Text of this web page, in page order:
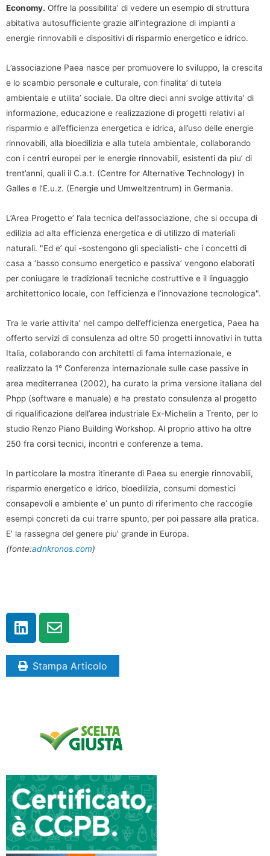
Economy. Offre la possibilita’ di vedere un esempio di struttura
abitativa autosufficiente grazie all’integrazione di impianti a
energie rinnovabili e dispositivi di risparmio energetico e idrico.
L’associazione Paea nasce per promuovere lo sviluppo, la crescita
e lo scambio personale e culturale, con finalita’ di tutela
ambientale e utilita’ sociale. Da oltre dieci anni svolge attivita’ di
informazione, educazione e realizzazione di progetti relativi al
risparmio e all’efficienza energetica e idrica, all’uso delle energie
rinnovabili, alla bioedilizia e alla tutela ambientale, collaborando
con i centri europei per le energie rinnovabili, esistenti da piu’ di
trent’anni, quali il C.a.t. (Centre for Alternative Technology) in
Galles e l’E.u.z. (Energie und Umweltzentrum) in Germania.
L’Area Progetto e’ l’ala tecnica dell’associazione, che si occupa di
edilizia ad alta efficienza energetica e di utilizzo di materiali
naturali. "Ed e’ qui -sostengono gli specialisti- che i concetti di
casa a ‘basso consumo energetico e passiva’ vengono elaborati
per coniugare le tradizionali tecniche costruttive e il linguaggio
architettonico locale, con l’efficienza e l’innovazione tecnologica".
Tra le varie attivita’ nel campo dell’efficienza energetica, Paea ha
offerto servizi di consulenza ad oltre 50 progetti innovativi in tutta
Italia, collaborando con architetti di fama internazionale, e
realizzato la 1° Conferenza internazionale sulle case passive in
area mediterranea (2002), ha curato la prima versione italiana del
Phpp (software e manuale) e ha prestato consulenza al progetto
di riqualificazione dell’area industriale Ex-Michelin a Trento, per lo
studio Renzo Piano Building Workshop. Al proprio attivo ha oltre
250 fra corsi tecnici, incontri e conferenze a tema.
In particolare la mostra itinerante di Paea su energie rinnovabili,
risparmio energetico e idrico, bioedilizia, consumi domestici
consapevoli e ambiente e’ un punto di riferimento che raccoglie
esempi concreti da cui trarre spunto, per poi passare alla pratica.
E’ la rassegna del genere piu’ grande in Europa.
(fonte:adnkronos.com)
Stampa Articolo